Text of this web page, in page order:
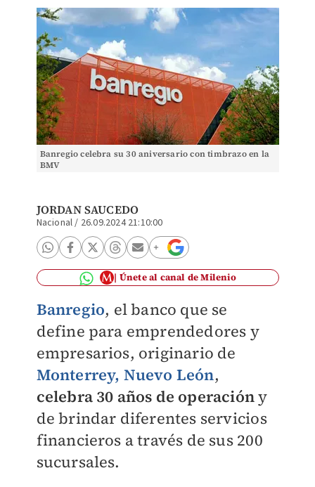
Banregio celebra su 30 aniversario con timbrazo en la
BMV
JORDAN SAUCEDO
Nacional/ 26.09.2024 21:10:00
Únete al canal de Milenio
Banregio, el banco que se
define para emprendedores y
empresarios, originario de
Monterrey, Nuevo León,
celebra 30 años de operacióny
de brindar diferentes servicios
financieros a través de sus 200
sucursales.